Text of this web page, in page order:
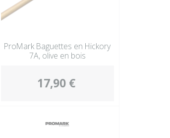
ProMark Baguettes en Hickory
7A, olive en bois
17,90 €